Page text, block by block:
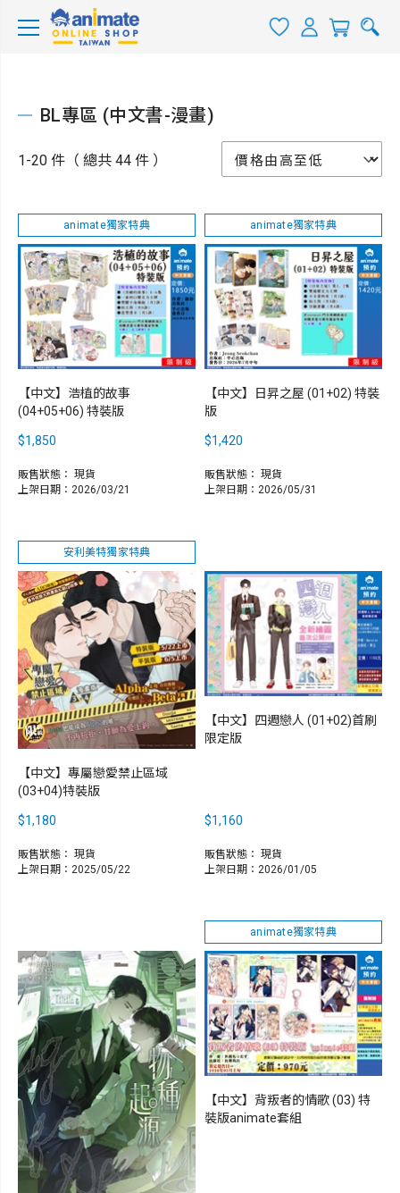
BL專區 (中文書-漫畫)
1-20 件（ 總共 44 件 ）
animate獨家特典
【中文】浩植的故事
(04+05+06) 特裝版
$1,850
販售狀態： 現貨
上架日期：2026/03/21
animate獨家特典
【中文】日昇之屋 (01+02) 特裝
版
$1,420
販售狀態： 現貨
上架日期：2026/05/31
安利美特獨家特典
【中文】專屬戀愛禁止區域
(03+04)特裝版
$1,180
販售狀態： 現貨
上架日期：2025/05/22
【中文】四週戀人 (01+02)首刷
限定版
$1,160
販售狀態： 現貨
上架日期：2026/01/05
animate獨家特典
【中文】背叛者的情歌 (03) 特
裝版animate套組